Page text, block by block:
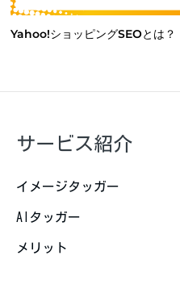
Yahoo!ショッピングSEOとは？
サービス紹介
イメージタッガー
AIタッガー
メリット